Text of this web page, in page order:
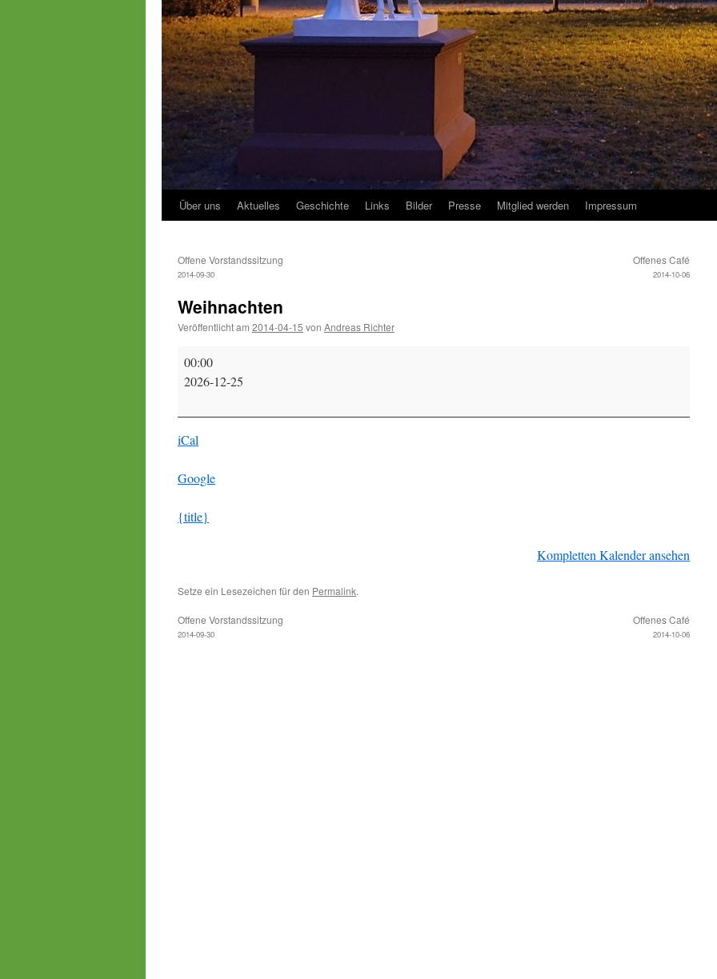
Über uns Aktuelles Geschichte Links Bilder Presse Mitglied werden Impressum
Offene Vorstandssitzung
2014-09-30
Offenes Café
2014-10-06
Weihnachten
Veröffentlicht am 2014-04-15 von Andreas Richter
Weihnachten
00:00
2026-12-25
iCal
Google
{title}
Kompletten Kalender ansehen
Setze ein Lesezeichen für den Permalink.
Offene Vorstandssitzung
2014-09-30
Offenes Café
2014-10-06